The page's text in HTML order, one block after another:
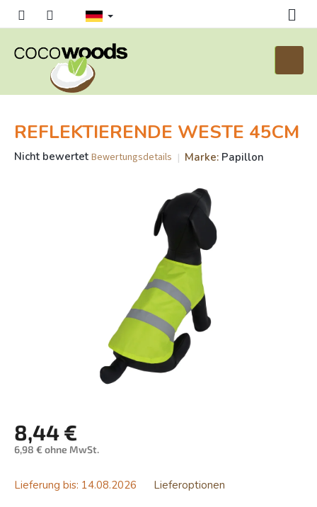
Inhalt
REFLEKTIERENDE WESTE 45CM
Die
Nicht bewertet Bewertungsdetails Marke: Papillon
8,44 €
6,98 € ohne MwSt.
Lieferung bis: 14.08.2026 Lieferoptionen